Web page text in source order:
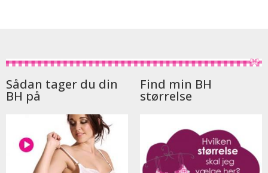
Sådan tager du din
BH på
Find min BH
størrelse